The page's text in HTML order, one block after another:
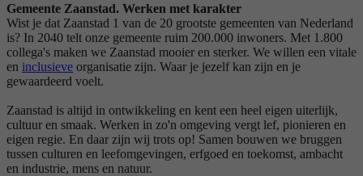
Gemeente Zaanstad. Werken met karakter
Wist je dat Zaanstad 1 van de 20 grootste gemeenten van Nederland
is? In 2040 telt onze gemeente ruim 200.000 inwoners. Met 1.800
collega's maken we Zaanstad mooier en sterker. We willen een vitale
en inclusieve organisatie zijn. Waar je jezelf kan zijn en je
gewaardeerd voelt.
Zaanstad is altijd in ontwikkeling en kent een heel eigen uiterlijk,
cultuur en smaak. Werken in zo'n omgeving vergt lef, pionieren en
eigen regie. En daar zijn wij trots op! Samen bouwen we bruggen
tussen culturen en leefomgevingen, erfgoed en toekomst, ambacht
en industrie, mens en natuur.